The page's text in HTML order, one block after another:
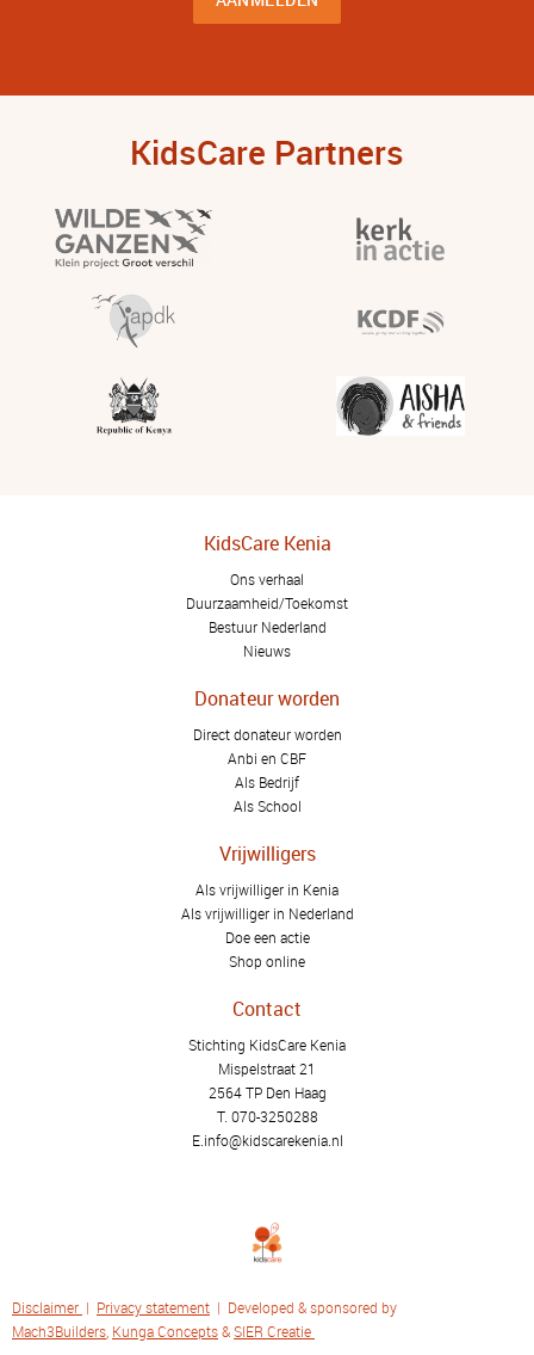
KidsCare Partners
KidsCare Kenia
Ons verhaal
Duurzaamheid/Toekomst
Bestuur Nederland
Nieuws
Donateur worden
Direct donateur worden
Anbi en CBF
Als Bedrijf
Als School
Vrijwilligers
Als vrijwilliger in Kenia
Als vrijwilliger in Nederland
Doe een actie
Shop online
Contact
Stichting KidsCare Kenia
Mispelstraat 21
2564 TP Den Haag
T. 070-3250288
E. info@kidscarekenia.nl
Disclaimer | Privacy statement | Developed & sponsored by
Mach3Builders Kunga Concepts&SIER Creatie